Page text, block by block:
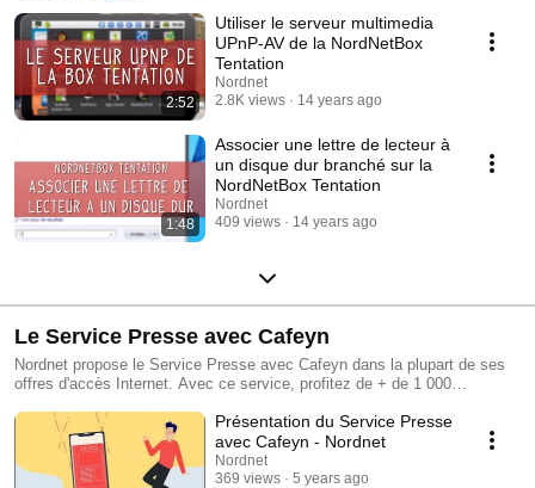
2:52
Utiliser le serveur multimedia
UPnP-AV de la NordNetBox
Tentation
Nordnet
2.8K views
14 years ago
1:48
Associer une lettre de lecteur à
un disque dur branché sur la
NordNetBox Tentation
Nordnet
409 views
14 years ago
Le Service Presse avec Cafeyn
Nordnet propose le Service Presse avec Cafeyn dans la plupart de ses
offres d'accès Internet. Avec ce service, profitez de + de 1 000
utilisant seulement l'application Cafeyn. 📰 Découvrez le Service Presse
avec Cafeyn : https://www.nordnet.com/cafeyn
Présentation du Service Presse
avec Cafeyn - Nordnet
Nordnet
369 views
5 years ago